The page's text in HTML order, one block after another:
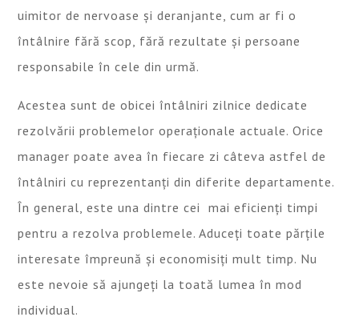
uimitor de nervoase și deranjante, cum ar fi o
întâlnire fără scop, fără rezultate și persoane
responsabile în cele din urmă.
Acestea sunt de obicei întâlniri zilnice dedicate
rezolvării problemelor operaționale actuale. Orice
manager poate avea în fiecare zi câteva astfel de
întâlniri cu reprezentanți din diferite departamente.
În general, este una dintre cei mai eficienți timpi
pentru a rezolva problemele. Aduceți toate părțile
interesate împreună și economisiți mult timp. Nu
este nevoie să ajungeți la toată lumea în mod
individual.